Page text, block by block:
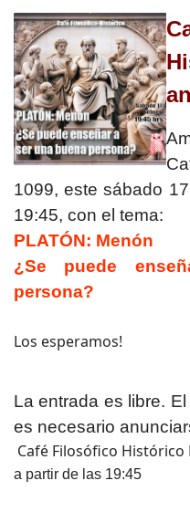
1099, este sábado
19:45, con el tema:
PLATÓN: Menón
¿Se puede
persona?
Los esperamos!
La entrada es libre.
es necesario
Café Filosófico Histórico
a partir de las 19:45